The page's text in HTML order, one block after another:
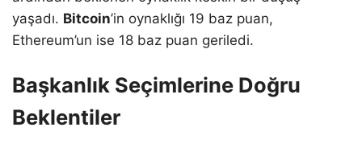
yaşadı. Bitcoin’in oynaklığı 19 baz puan,
Ethereum’un ise 18 baz puan geriledi.
Başkanlık Seçimlerine Doğru
Beklentiler